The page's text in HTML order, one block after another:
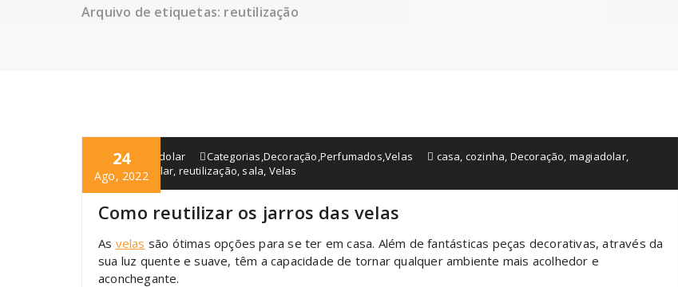
Arquivo de etiquetas: reutilização
24
Ago, 2022
blogmagiadolar Categorias,Decoração,Perfumados,Velas casa, cozinha, Decoração, magiadolar,
quarto,reciclar, reutilização, sala, Velas
Como reutilizar os jarros das velas
As velas são ótimas opções para se ter em casa. Além de fantásticas peças decorativas, através da
sua luz quente e suave, têm a capacidade de tornar qualquer ambiente mais acolhedor e
aconchegante.